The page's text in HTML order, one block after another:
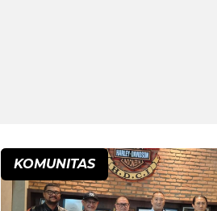
KOMUNITAS